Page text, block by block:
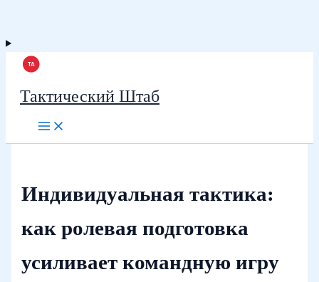
Тактический Штаб
Индивидуальная тактика:
как ролевая подготовка
усиливает командную игру